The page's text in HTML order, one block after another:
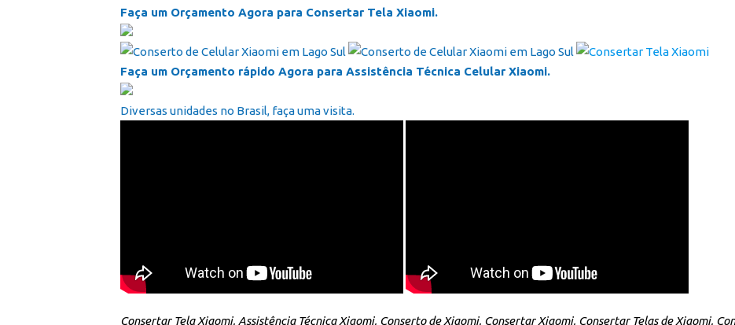
Faça um Orçamento Agora para Consertar Tela Xiaomi.
Faça um Orçamento rápido Agora para Assistência Técnica Celular Xiaomi.
Diversas unidades no Brasil, faça uma visita.
Consertar Tela Xiaomi, Assistência Técnica Xiaomi, Conserto de Xiaomi, Consertar Xiaomi, Consertar Telas de Xiaomi,